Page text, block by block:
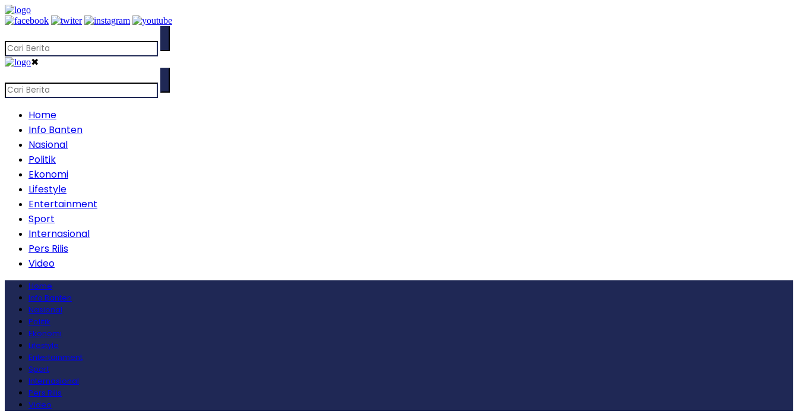
✖
Home
Info Banten
Nasional
Politik
Ekonomi
Lifestyle
Entertainment
Sport
Internasional
Pers Rilis
Video
Home
Info Banten
Nasional
Politik
Ekonomi
Lifestyle
Entertainment
Sport
Internasional
Pers Rilis
Video